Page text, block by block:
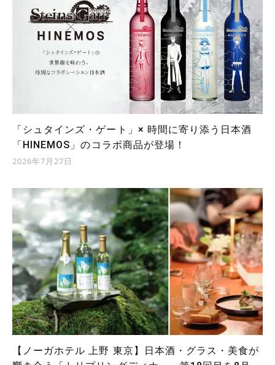
「シュタインズ・ゲート」× 時間に寄り添う日本酒
「HINEMOS」のコラボ商品が登場！
2026年7月27日
【ノーガホテル 上野 東京】日本酒・グラス・美食が